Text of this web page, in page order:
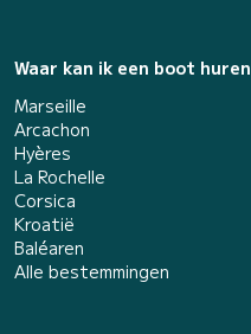
Waar kan ik een boot huren
Marseille
Arcachon
Hyères
La Rochelle
Corsica
Kroatië
Baléaren
Alle bestemmingen